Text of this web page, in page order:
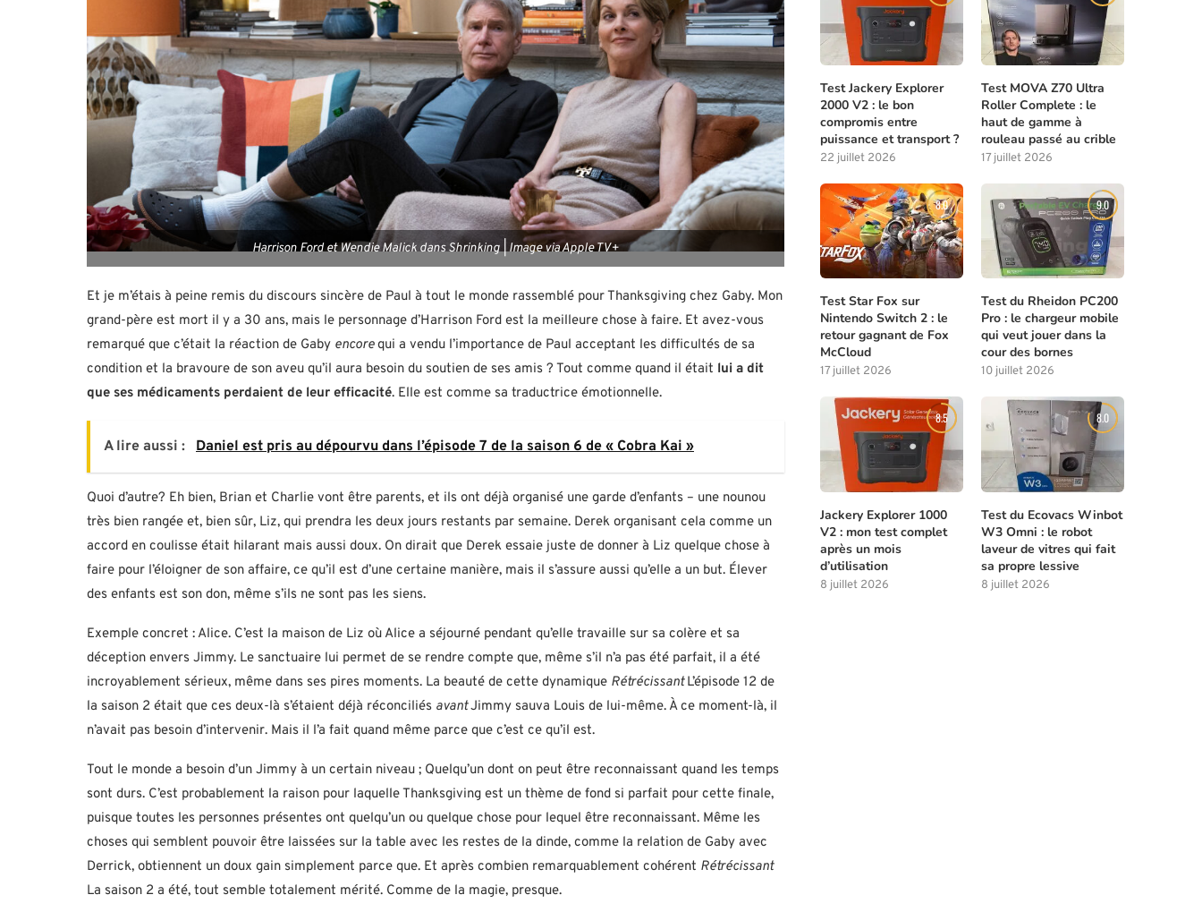
Harrison Ford et Wendie Malick dans Shrinking | Image via Apple TV+
Et je m’étais à peine remis du discours sincère de Paul à tout le monde rassemblé pour Thanksgiving chez Gaby. Mon
grand-père est mort il y a 30 ans, mais le personnage d’Harrison Ford est la meilleure chose à faire. Et avez-vous
remarqué que c’était la réaction de Gaby encorequi a vendu l’importance de Paul acceptant les difficultés de sa
condition et la bravoure de son aveu qu’il aura besoin du soutien de ses amis ? Tout comme quand il était lui a dit
que ses médicaments perdaient de leur efficacité. Elle est comme sa traductrice émotionnelle.
A lire aussi : Daniel est pris au dépourvu dans l’épisode 7 de la saison 6 de « Cobra Kai »
Quoi d’autre? Eh bien, Brian et Charlie vont être parents, et ils ont déjà organisé une garde d’enfants – une nounou
très bien rangée et, bien sûr, Liz, qui prendra les deux jours restants par semaine. Derek organisant cela comme un
accord en coulisse était hilarant mais aussi doux. On dirait que Derek essaie juste de donner à Liz quelque chose à
faire pour l’éloigner de son affaire, ce qu’il est d’une certaine manière, mais il s’assure aussi qu’elle a un but. Élever
des enfants est son don, même s’ils ne sont pas les siens.
Exemple concret : Alice. C’est la maison de Liz où Alice a séjourné pendant qu’elle travaille sur sa colère et sa
déception envers Jimmy. Le sanctuaire lui permet de se rendre compte que, même s’il n’a pas été parfait, il a été
incroyablement sérieux, même dans ses pires moments. La beauté de cette dynamique RétrécissantL’épisode 12 de
la saison 2 était que ces deux-là s’étaient déjà réconciliés avantJimmy sauva Louis de lui-même. À ce moment-là, il
n’avait pas besoin d’intervenir. Mais il l’a fait quand même parce que c’est ce qu’il est.
Tout le monde a besoin d’un Jimmy à un certain niveau ; Quelqu’un dont on peut être reconnaissant quand les temps
sont durs. C’est probablement la raison pour laquelle Thanksgiving est un thème de fond si parfait pour cette finale,
puisque toutes les personnes présentes ont quelqu’un ou quelque chose pour lequel être reconnaissant. Même les
choses qui semblent pouvoir être laissées sur la table avec les restes de la dinde, comme la relation de Gaby avec
Derrick, obtiennent un doux gain simplement parce que. Et après combien remarquablement cohérent Rétrécissant
La saison 2 a été, tout semble totalement mérité. Comme de la magie, presque.
Test Jackery Explorer
2000 V2 : le bon
compromis entre
puissance et transport ?
22 juillet 2026
Test MOVA Z70 Ultra
Roller Complete : le
haut de gamme à
rouleau passé au crible
17 juillet 2026
8.0
Test Star Fox sur
Nintendo Switch 2 : le
retour gagnant de Fox
McCloud
17 juillet 2026
9.0
Test du Rheidon PC200
Pro : le chargeur mobile
qui veut jouer dans la
cour des bornes
10 juillet 2026
8.5
Jackery Explorer 1000
V2 : mon test complet
après un mois
d’utilisation
8 juillet 2026
8.0
Test du Ecovacs Winbot
W3 Omni : le robot
laveur de vitres qui fait
sa propre lessive
8 juillet 2026